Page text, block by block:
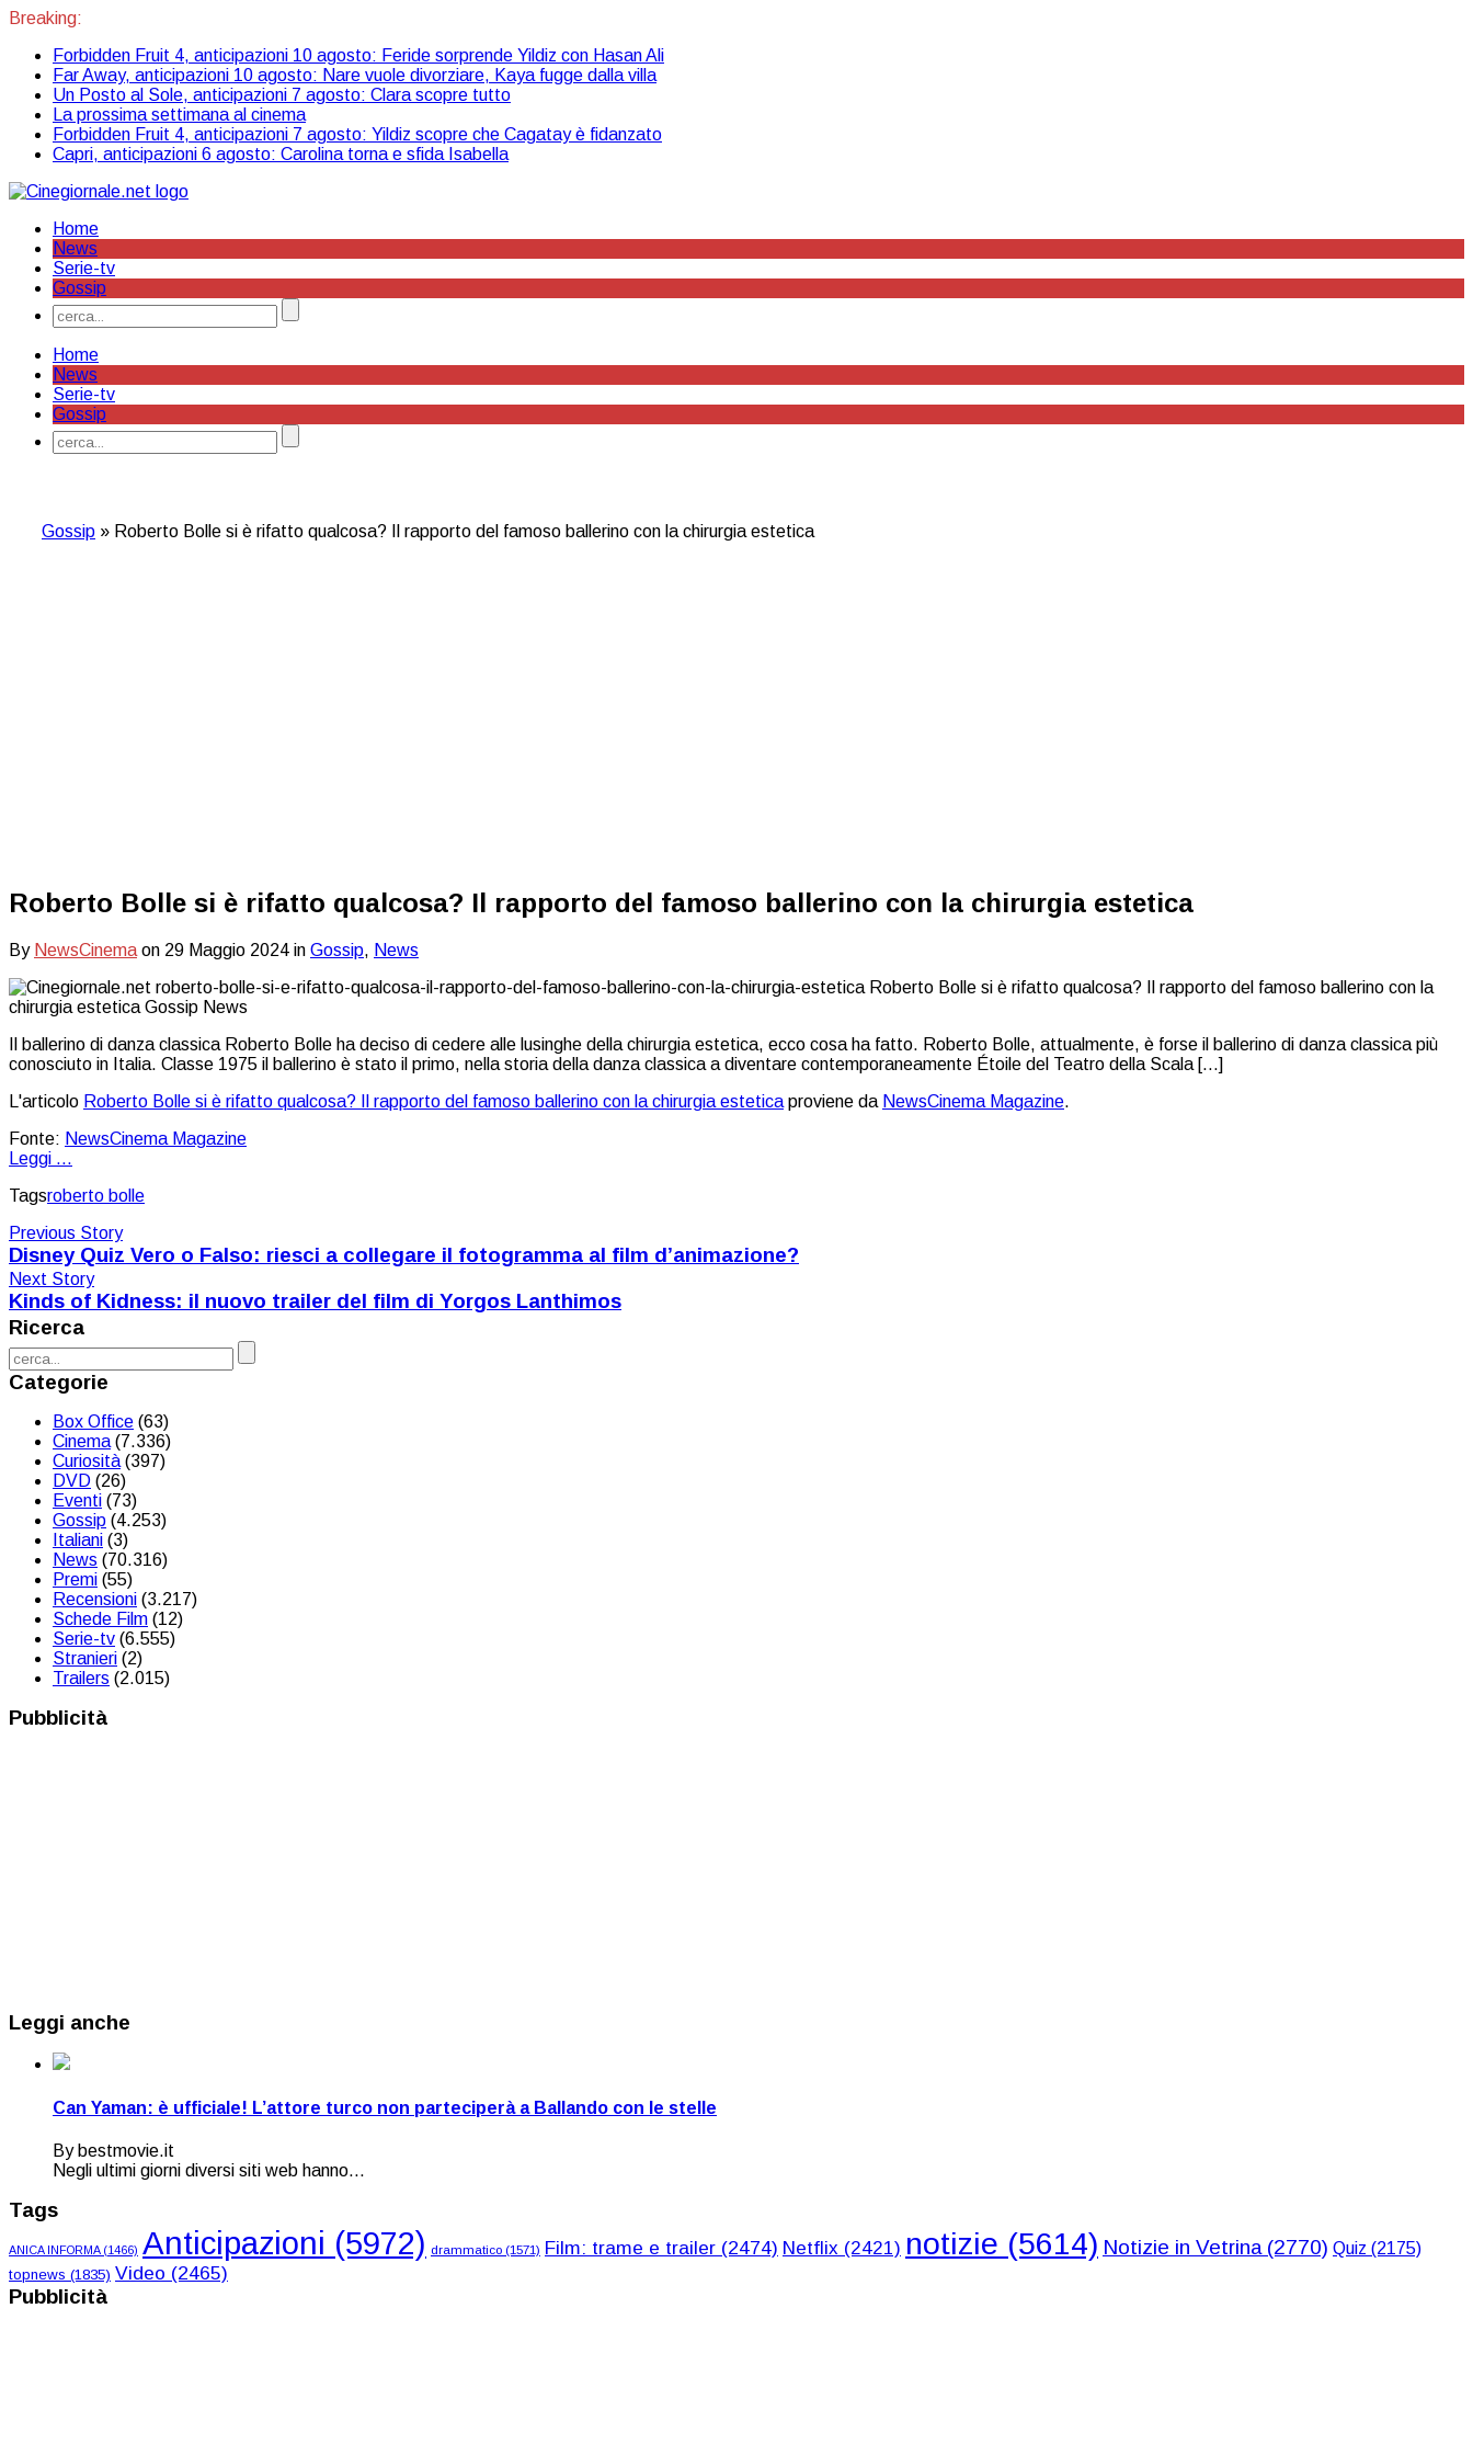
Breaking:
Forbidden Fruit 4, anticipazioni 10 agosto: Feride sorprende Yildiz con Hasan Ali
Far Away, anticipazioni 10 agosto: Nare vuole divorziare, Kaya fugge dalla villa
Un Posto al Sole, anticipazioni 7 agosto: Clara scopre tutto
La prossima settimana al cinema
Forbidden Fruit 4, anticipazioni 7 agosto: Yildiz scopre che Cagatay è fidanzato
Capri, anticipazioni 6 agosto: Carolina torna e sfida Isabella
Home
News
Serie-tv
Gossip
Home
News
Serie-tv
Gossip
Gossip » Roberto Bolle si è rifatto qualcosa? Il rapporto del famoso ballerino con la chirurgia estetica
Roberto Bolle si è rifatto qualcosa? Il rapporto del famoso ballerino con la chirurgia estetica
By NewsCinema on 29 Maggio 2024 in Gossip, News
Il ballerino di danza classica Roberto Bolle ha deciso di cedere alle lusinghe della chirurgia estetica, ecco cosa ha fatto. Roberto Bolle, attualmente, è forse il ballerino di danza classica più
conosciuto in Italia. Classe 1975 il ballerino è stato il primo, nella storia della danza classica a diventare contemporaneamente Étoile del Teatro della Scala […]
L'articolo Roberto Bolle si è rifatto qualcosa? Il rapporto del famoso ballerino con la chirurgia estetica proviene da NewsCinema Magazine.
Fonte: NewsCinema Magazine
Leggi ...
Tagsroberto bolle
Previous Story
Disney Quiz Vero o Falso: riesci a collegare il fotogramma al film d’animazione?
Next Story
Kinds of Kidness: il nuovo trailer del film di Yorgos Lanthimos
Ricerca
Categorie
Box Office (63)
Cinema (7.336)
Curiosità (397)
DVD (26)
Eventi (73)
Gossip (4.253)
Italiani (3)
News (70.316)
Premi (55)
Recensioni (3.217)
Schede Film (12)
Serie-tv (6.555)
Stranieri (2)
Trailers (2.015)
Pubblicità
Leggi anche
Can Yaman: è ufficiale! L’attore turco non parteciperà a Ballando con le stelle
By bestmovie.it
Negli ultimi giorni diversi siti web hanno...
Tags
ANICA INFORMA(1466) Anticipazioni (5972) drammatico (1571) Film: trame e trailer (2474) Netflix (2421) notizie (5614) Notizie in Vetrina(2770) Quiz (2175)
topnews (1835) Video (2465)
Pubblicità